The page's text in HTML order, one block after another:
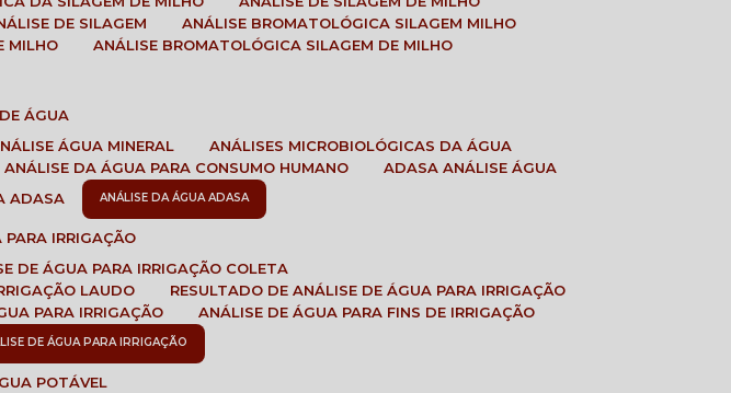
DE SILAGEM
ANÁLISE BROMATOLÓGICA SILAGEM MILHO
MILHO
ANÁLISE BROMATOLÓGICA SILAGEM DE MILHO
DE ÁGUA
ANÁLISE ÁGUA MINERAL
ANÁLISES MICROBIOLÓGICAS DA ÁGUA
ANÁLISE DA ÁGUA PARA CONSUMO HUMANO
ADASA ANÁLISE ÁGUA
ADASA ANÁLISE DA ÁGUA ADASA
PARA IRRIGAÇÃO
DE ÁGUA PARA IRRIGAÇÃO COLETA
LAUDO
RESULTADO DE ANÁLISE DE ÁGUA PARA IRRIGAÇÃO
PARA IRRIGAÇÃO
ANÁLISE DE ÁGUA PARA FINS DE IRRIGAÇÃO
DE ÁGUA PARA IRRIGAÇÃO
POTÁVEL